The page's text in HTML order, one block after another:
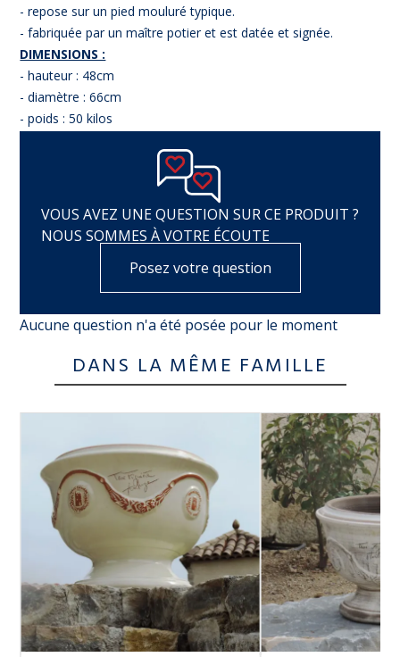
- repose sur un pied mouluré typique.
- fabriquée par un maître potier et est datée et signée.
DIMENSIONS :
- hauteur : 48cm
- diamètre : 66cm
- poids : 50 kilos
VOUS AVEZ UNE QUESTION SUR CE PRODUIT ?
NOUS SOMMES À VOTRE ÉCOUTE
Posez votre question
Aucune question n'a été posée pour le moment
DANS LA MÊME FAMILLE